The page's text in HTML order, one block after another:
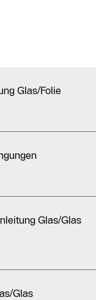
Glas/Folie
Glas/Glas
Glas